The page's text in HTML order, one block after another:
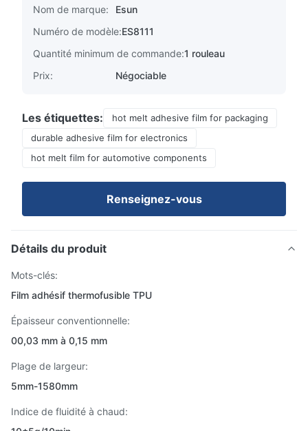
Nom de marque:
Esun
Numéro de modèle:ES8111
Quantité minimum de commande:1 rouleau
Prix:
Négociable
Les étiquettes:
hot melt adhesive film for packaging
durable adhesive film for electronics
hot melt film for automotive components
Renseignez-vous
Détails du produit
Mots-clés:
Film adhésif thermofusible TPU
Épaisseur conventionnelle:
00,03 mm à 0,15 mm
Plage de largeur:
5mm-1580mm
Indice de fluidité à chaud: